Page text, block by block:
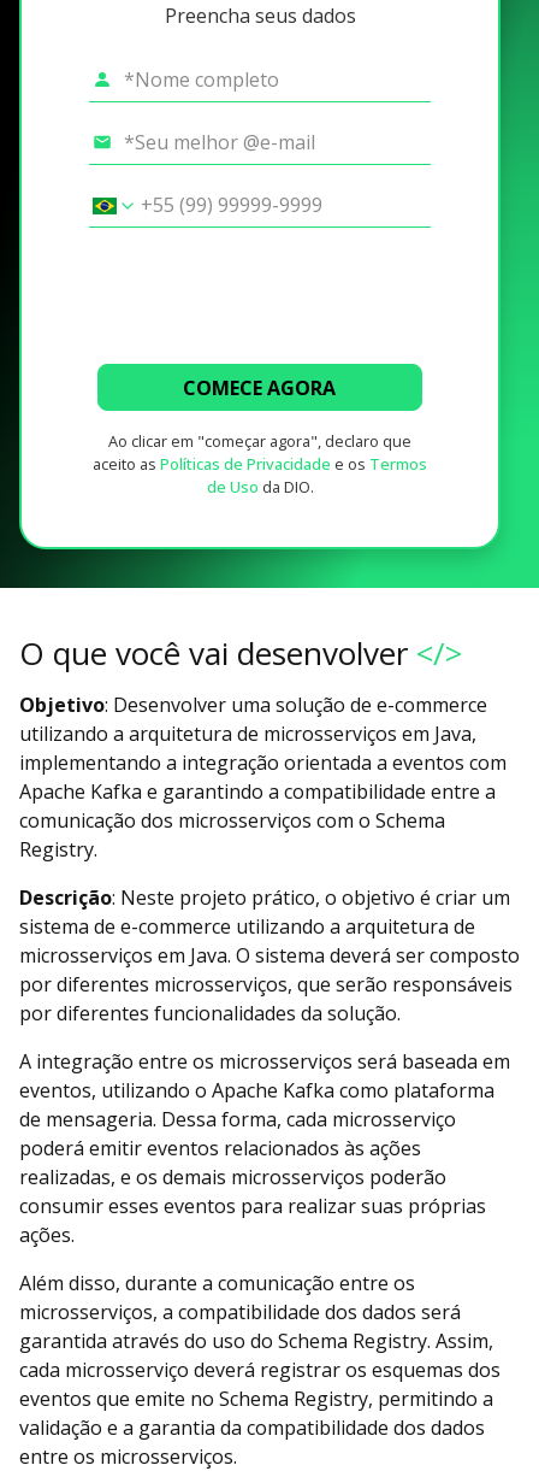
Preencha seus dados
COMECE AGORA
Ao clicar em "começar agora", declaro que
aceito as Políticas de Privacidade e os Termos
de Uso da DIO.
O que você vai desenvolver </>
Objetivo: Desenvolver uma solução de e-commerce
utilizando a arquitetura de microsserviços em Java,
implementando a integração orientada a eventos com
Apache Kafka e garantindo a compatibilidade entre a
comunicação dos microsserviços com o Schema
Registry.
Descrição: Neste projeto prático, o objetivo é criar um
sistema de e-commerce utilizando a arquitetura de
microsserviços em Java. O sistema deverá ser composto
por diferentes microsserviços, que serão responsáveis
por diferentes funcionalidades da solução.
A integração entre os microsserviços será baseada em
eventos, utilizando o Apache Kafka como plataforma
de mensageria. Dessa forma, cada microsserviço
poderá emitir eventos relacionados às ações
realizadas, e os demais microsserviços poderão
consumir esses eventos para realizar suas próprias
ações.
Além disso, durante a comunicação entre os
microsserviços, a compatibilidade dos dados será
garantida através do uso do Schema Registry. Assim,
cada microsserviço deverá registrar os esquemas dos
eventos que emite no Schema Registry, permitindo a
validação e a garantia da compatibilidade dos dados
entre os microsserviços.